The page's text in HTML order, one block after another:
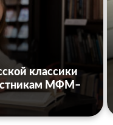
классики
МФМ–